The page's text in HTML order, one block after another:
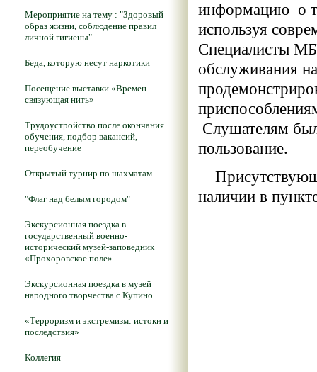
Мероприятие на тему : "Здоровый
образ жизни, соблюдение правил
личной гигиены"
Беда, которую несут наркотики
Посещение выставки «Времен
связующая нить»
Трудоустройство после окончания
обучения, подбор вакансий,
переобучение
Открытый турнир по шахматам
"Флаг над белым городом"
Экскурсионная поездка в
государственный военно-
исторический музей-заповедник
«Прохоровское поле»
Экскурсионная поездка в музей
народного творчества с.Купино
«Терроризм и экстремизм: истоки и
последствия»
Коллегия
информацию о
используя
Специалисты
обслуживания
Слушателям
пользование.
наличии в